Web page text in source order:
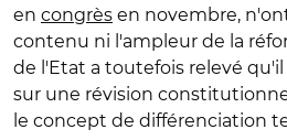
en congrès en novembre,
contenu ni l'ampleur de la
de l'Etat a toutefois relevé
sur une révision
le concept de différenciation